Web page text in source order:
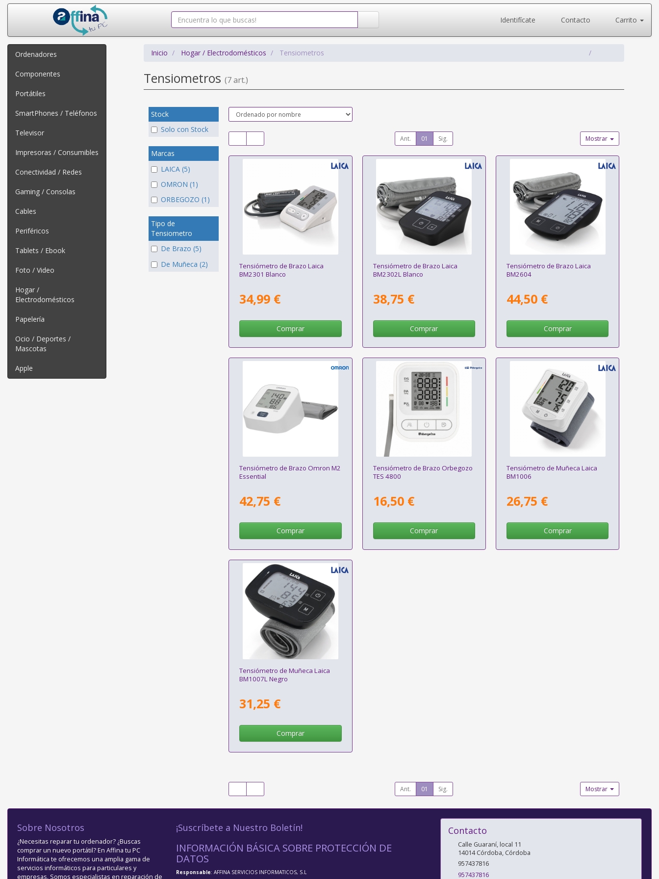
Identifícate Contacto Carrito
Ordenadores
Componentes
Portátiles
SmartPhones / Teléfonos
Televisor
Impresoras / Consumibles
Conectividad / Redes
Gaming / Consolas
Cables
Periféricos
Tablets / Ebook
Foto / Video
Hogar /
Electrodomésticos
Papelería
Ocio / Deportes /
Mascotas
Apple
Inicio Hogar / Electrodomésticos Tensiometros
Tensiometros (7 art.)
Stock
Solo con Stock
Marcas
LAICA (5)
OMRON (1)
ORBEGOZO (1)
Tipo de
Tensiometro
De Brazo (5)
De Muñeca (2)
Ant. 01 Sig. Mostrar
Tensiómetro de Brazo Laica
BM2301 Blanco
34,99 €
Comprar
Tensiómetro de Brazo Laica
BM2302L Blanco
38,75 €
Comprar
Tensiómetro de Brazo Laica
BM2604
44,50 €
Comprar
Tensiómetro de Brazo Omron M2
Essential
42,75 €
Comprar
Tensiómetro de Brazo Orbegozo
TES 4800
16,50 €
Comprar
Tensiómetro de Muñeca Laica
BM1006
26,75 €
Comprar
Tensiómetro de Muñeca Laica
BM1007L Negro
31,25 €
Comprar
Ant. 01 Sig. Mostrar
Sobre Nosotros
¿Necesitas reparar tu ordenador? ¿Buscas
comprar un nuevo portátil? En Affina tu PC
Informática te ofrecemos una amplia gama de
servicios informáticos para particulares y
empresas. Somos especialistas en reparación de
¡Suscríbete a Nuestro Boletín!
INFORMACIÓN BÁSICA SOBRE PROTECCIÓN DE
DATOS
Responsable: AFFINA SERVICIOS INFORMATICOS, S.L
Contacto
Calle Guaraní, local 11
14014 Córdoba, Córdoba
957437816
957437816